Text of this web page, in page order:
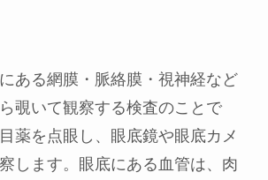
ある網膜・脈絡膜・視神経など
覗いて観察する検査のことで
薬を点眼し、眼底鏡や眼底カメ
します。眼底にある血管は、肉